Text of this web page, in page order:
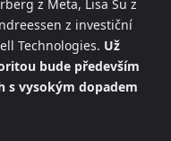
z Meta, Lisa Su z
z investiční
Technologies. Už
bude především
s vysokým dopadem